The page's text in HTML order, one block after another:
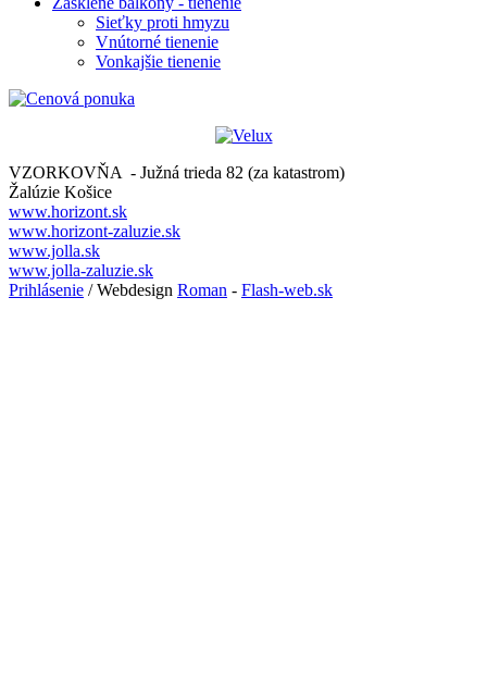
Sieťky proti hmyzu
Vnútorné tienenie
Vonkajšie tienenie
VZORKOVŇA - Južná trieda 82 (za katastrom)
Žalúzie Košice
www.horizont.sk
www.horizont-zaluzie.sk
www.jolla.sk
www.jolla-zaluzie.sk
Prihlásenie / Webdesign Roman - Flash-web.sk